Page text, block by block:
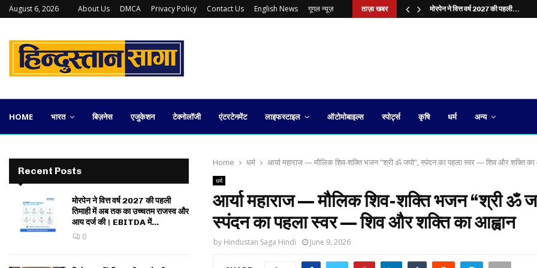
August 6, 2026 About Us DMCA Privacy Policy Contact Us English News गूगल न्यूज़ ताज़ा खबर
कलकत्ता स्टॉक एक्सचेंज की वापसी कितनी व्यावहारिक?… मोरपेन ने वित्त वर्ष 2027 की पहली…
HOME भारत बिज़नेस एजुकेशन टेक्नोलॉजी एंटरटेनमेंट लाइफस्टाइल ऑटोमोबाइल्स स्पोर्ट्स कृषि धर्म अन्य
Home धर्म आर्या महाराज — मौलिक शिव-शक्ति भजन “श्री ॐ जपो”, स्पंदन का पहला स्वर — शिव और शक्ति का
धर्म
आर्या महाराज — मौलिक शिव-शक्ति भजन “श्री ॐ
स्पंदन का पहला स्वर — शिव और शक्ति का आह्वान
by Hindustan Saga Hindi June 9, 2026
Recent Posts
मोरपेन ने वित्त वर्ष 2027 की पहली
तिमाही में अब तक का उच्चतम राजस्व और
आय दर्ज की। EBITDA में...
0